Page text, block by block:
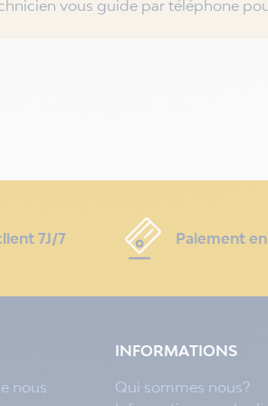
vous guide par téléphone
7J/7 Paiement
nous
INFORMATIONS
Qui sommes nous?